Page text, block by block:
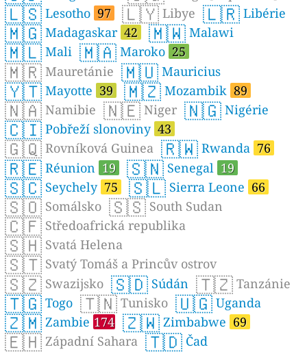
🇱🇸 Lesotho 97 🇱🇾 Libye 🇱🇷 Libérie
🇲🇬 Madagaskar 42 🇲🇼 Malawi
🇲🇱 Mali 🇲🇦 Maroko 25
🇲🇷 Mauretánie 🇲🇺 Mauricius
🇾🇹 Mayotte 39 🇲🇿 Mozambik 89
🇳🇦 Namibie 🇳🇪 Niger 🇳🇬 Nigérie
🇨🇮 Pobřeží slonoviny 43
🇬🇶 Rovníková Guinea 🇷🇼 Rwanda 76
🇷🇪 Réunion 19 🇸🇳 Senegal 19
🇸🇨 Seychely 75 🇸🇱 Sierra Leone 66
🇸🇴 Somálsko 🇸🇸 South Sudan
🇨🇫 Středoafrická republika
🇸🇭 Svatá Helena
🇸🇹 Svatý Tomáš a Princův ostrov
🇸🇿 Swazijsko 🇸🇩 Súdán 🇹🇿 Tanzánie
🇹🇬 Togo 🇹🇳 Tunisko 🇺🇬 Uganda
🇿🇲 Zambie 174 🇿🇼 Zimbabwe 69
🇪🇭 Západní Sahara 🇹🇩 Čad